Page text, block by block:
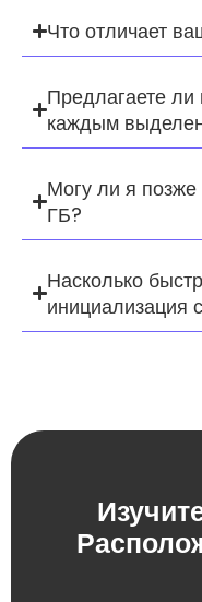
Что отличает
Предлагаете
каждым
Могу ли я позже
ГБ?
Насколько
инициализация